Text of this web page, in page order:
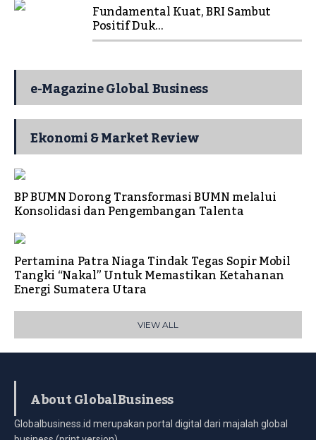
Fundamental Kuat, BRI Sambut
Positif Duk...
e-Magazine Global Business
Ekonomi & Market Review
BP BUMN Dorong Transformasi BUMN melalui
Konsolidasi dan Pengembangan Talenta
Pertamina Patra Niaga Tindak Tegas Sopir Mobil
Tangki “Nakal” Untuk Memastikan Ketahanan
Energi Sumatera Utara
VIEW ALL
About GlobalBusiness
Globalbusiness.id merupakan portal digital dari majalah global